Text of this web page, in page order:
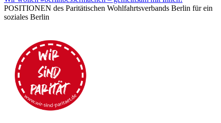
POSITIONEN des Paritätischen Wohlfahrtsverbands Berlin für ein
soziales Berlin